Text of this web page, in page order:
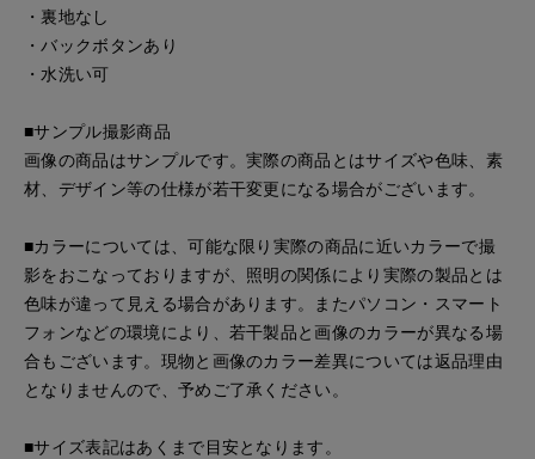
・裏地なし
・バックボタンあり
・水洗い可
■サンプル撮影商品
画像の商品はサンプルです。実際の商品とはサイズや色味、素
材、デザイン等の仕様が若干変更になる場合がございます。
■カラーについては、可能な限り実際の商品に近いカラーで撮
影をおこなっておりますが、照明の関係により実際の製品とは
色味が違って見える場合があります。またパソコン・スマート
フォンなどの環境により、若干製品と画像のカラーが異なる場
合もございます。現物と画像のカラー差異については返品理由
となりませんので、予めご了承ください。
■サイズ表記はあくまで目安となります。